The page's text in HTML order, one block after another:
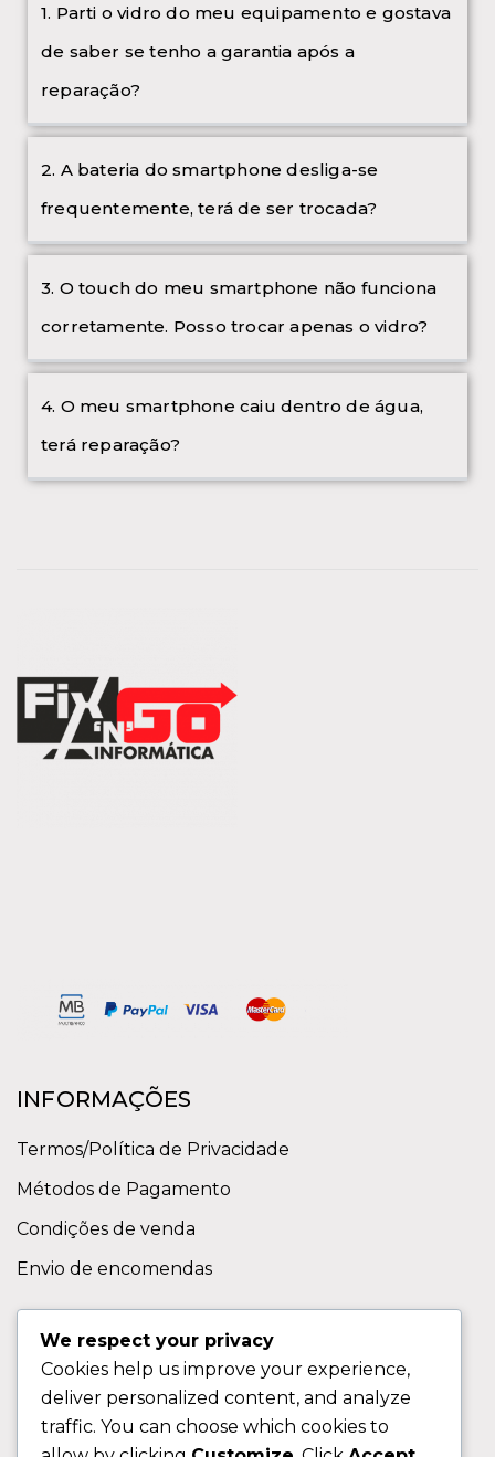
1. Parti o vidro do meu equipamento e gostava
de saber se tenho a garantia após a
reparação?
2. A bateria do smartphone desliga-se
frequentemente, terá de ser trocada?
3. O touch do meu smartphone não funciona
corretamente. Posso trocar apenas o vidro?
4. O meu smartphone caiu dentro de água,
terá reparação?
INFORMAÇÕES
Termos/Política de Privacidade
Métodos de Pagamento
Condições de venda
Envio de encomendas
Contactos
Sobre nos
We respect your privacy
Cookies help us improve your experience,
deliver personalized content, and analyze
traffic. You can choose which cookies to